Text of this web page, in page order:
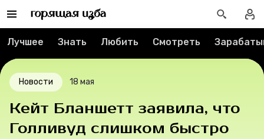
Спецпроекты
Вакансии
Контакты
О проекте
Лучшее Знать Любить Смотреть
Новости 18 мая
Кейт Бланшетт заявила, что
Голливуд слишком быстро